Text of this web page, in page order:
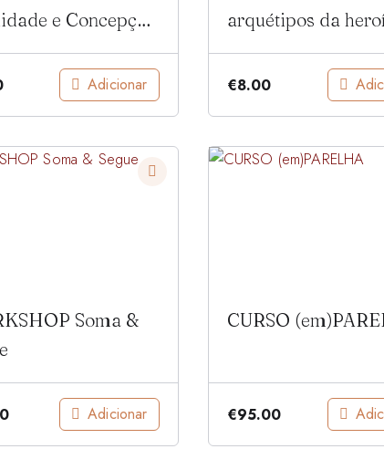
e Concepção
Assistida
Adicionar
arquétipos da
da donzela na
maternidade
€8.00
Soma &
Adicionar
CURSO
€95.00